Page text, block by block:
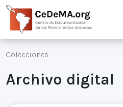
Colecciones
Archivo digital